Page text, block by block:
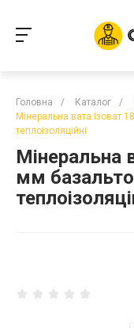
Головна / Каталог /
Мінеральна вата Ізоват
теплоізоляційні
Мінеральна
мм